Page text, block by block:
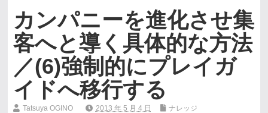
カンパニーを進化させ集
客へと導く具体的な方法
／(6)強制的にプレイガ
イドへ移行する
Tatsuya OGINO 2013 年 5 月 4 日 ナレッジ